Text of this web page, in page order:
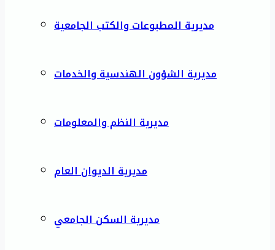
مديرية المطبوعات والكتب الجامعية
مديرية الشؤون الهندسية والخدمات
مديرية النظم والمعلومات
مديرية الديوان العام
مديرية السكن الجامعي